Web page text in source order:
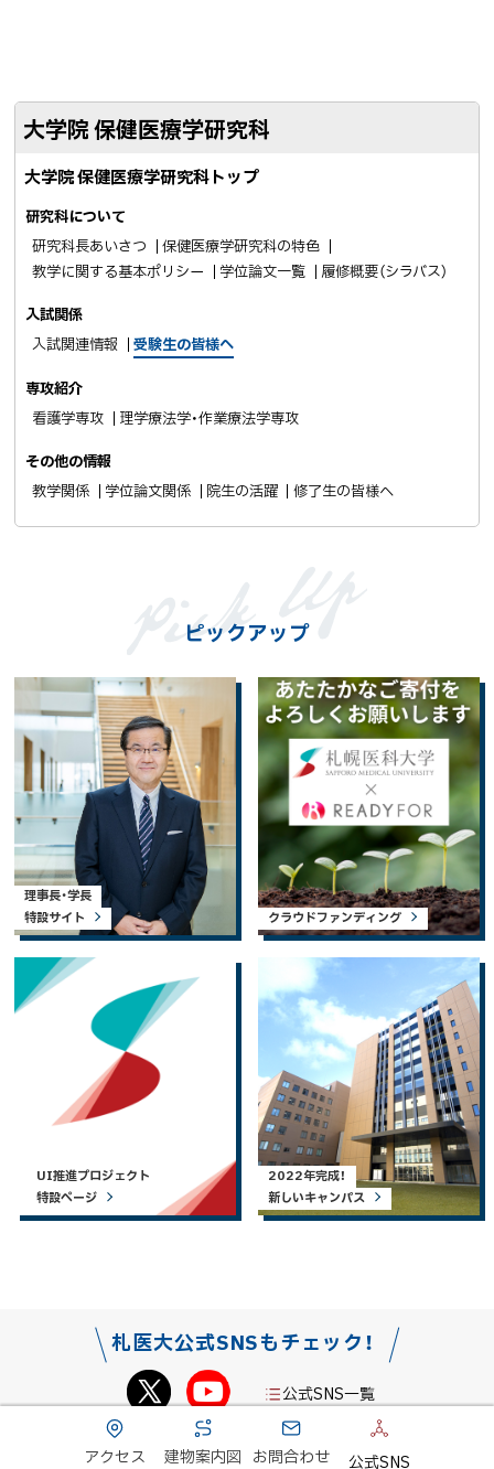
アクセス 建物案内図 お問合わせ 公式SNS
o
ア
送
大学院 保健医療学研究科
大学院 保健医療学研究科トップ
研究科について
研究科長あいさつ
保健医療学研究科の特色
教学に関する基本ポリシー
学位論文一覧 履修概要（シラバス）
入試関係
入試関連情報
受験生の皆様へ
専攻紹介
看護学専攻
理学療法学・作業療法学専攻
その他の情報
教学関係
学位論文関係 院生の活躍 修了生の皆様へ
ピックアップ
理事長・学長
特設サイト
クラウドファンディング
UI推進プロジェクト
特設ページ
2022年完成！
新しいキャンパス
札医大公式SNSもチェック！
公式SNS一覧
このサイトについて 個人情報保護の取組について